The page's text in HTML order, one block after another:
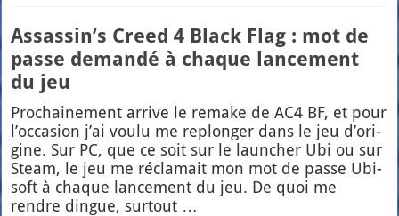
Assassin’s Creed 4 Black Flag : mot de
passe demandé à chaque lancement
du jeu
Pro­chai­ne­ment arrive le remake de AC4 BF, et pour
l’oc­ca­sion j’ai vou­lu me replon­ger dans le jeu d’o­ri­
gine. Sur PC, que ce soit sur le laun­cher Ubi ou sur
Steam, le jeu me récla­mait mon mot de passe Ubi­
soft à chaque lan­ce­ment du jeu. De quoi me
rendre dingue, sur­tout …